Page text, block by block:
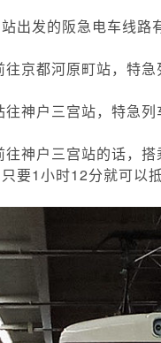
出发的阪急电车线路
京都河原町站，特急
神户三宫站，特急列
神户三宫站的话，
要1小时12分就可以抵